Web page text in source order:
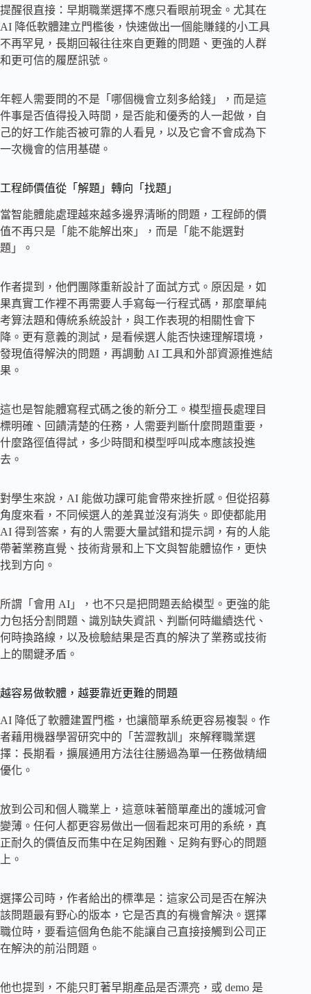
提醒很直接：早期職業選擇不應只看眼前現金。尤其在
AI 降低軟體建立門檻後，快速做出一個能賺錢的小工具
不再罕見，長期回報往往來自更難的問題、更強的人群
和更可信的履歷訊號。
年輕人需要問的不是「哪個機會立刻多給錢」，而是這
件事是否值得投入時間，是否能和優秀的人一起做，自
己的好工作能否被可靠的人看見，以及它會不會成為下
一次機會的信用基礎。
工程師價值從「解題」轉向「找題」
當智能體能處理越來越多邊界清晰的問題，工程師的價
值不再只是「能不能解出來」，而是「能不能選對
題」。
作者提到，他們團隊重新設計了面試方式。原因是，如
果真實工作裡不再需要人手寫每一行程式碼，那麼單純
考算法題和傳統系統設計，與工作表現的相關性會下
降。更有意義的測試，是看候選人能否快速理解環境，
發現值得解決的問題，再調動 AI 工具和外部資源推進結
果。
這也是智能體寫程式碼之後的新分工。模型擅長處理目
標明確、回饋清楚的任務，人需要判斷什麼問題重要，
什麼路徑值得試，多少時間和模型呼叫成本應該投進
去。
對學生來說，AI 能做功課可能會帶來挫折感。但從招募
角度來看，不同候選人的差異並沒有消失。即使都能用
AI 得到答案，有的人需要大量試錯和提示詞，有的人能
帶著業務直覺、技術背景和上下文與智能體協作，更快
找到方向。
所謂「會用 AI」，也不只是把問題丟給模型。更強的能
力包括分割問題、識別缺失資訊、判斷何時繼續迭代、
何時換路線，以及檢驗結果是否真的解決了業務或技術
上的關鍵矛盾。
越容易做軟體，越要靠近更難的問題
AI 降低了軟體建置門檻，也讓簡單系統更容易複製。作
者藉用機器學習研究中的「苦澀教訓」來解釋職業選
擇：長期看，擴展通用方法往往勝過為單一任務做精細
優化。
放到公司和個人職業上，這意味著簡單產出的護城河會
變薄。任何人都更容易做出一個看起來可用的系統，真
正耐久的價值反而集中在足夠困難、足夠有野心的問題
上。
選擇公司時，作者給出的標準是：這家公司是否在解決
該問題最有野心的版本，它是否真的有機會解決。選擇
職位時，要看這個角色能不能讓自己直接接觸到公司正
在解決的前沿問題。
他也提到，不能只盯著早期產品是否漂亮，或 demo 是